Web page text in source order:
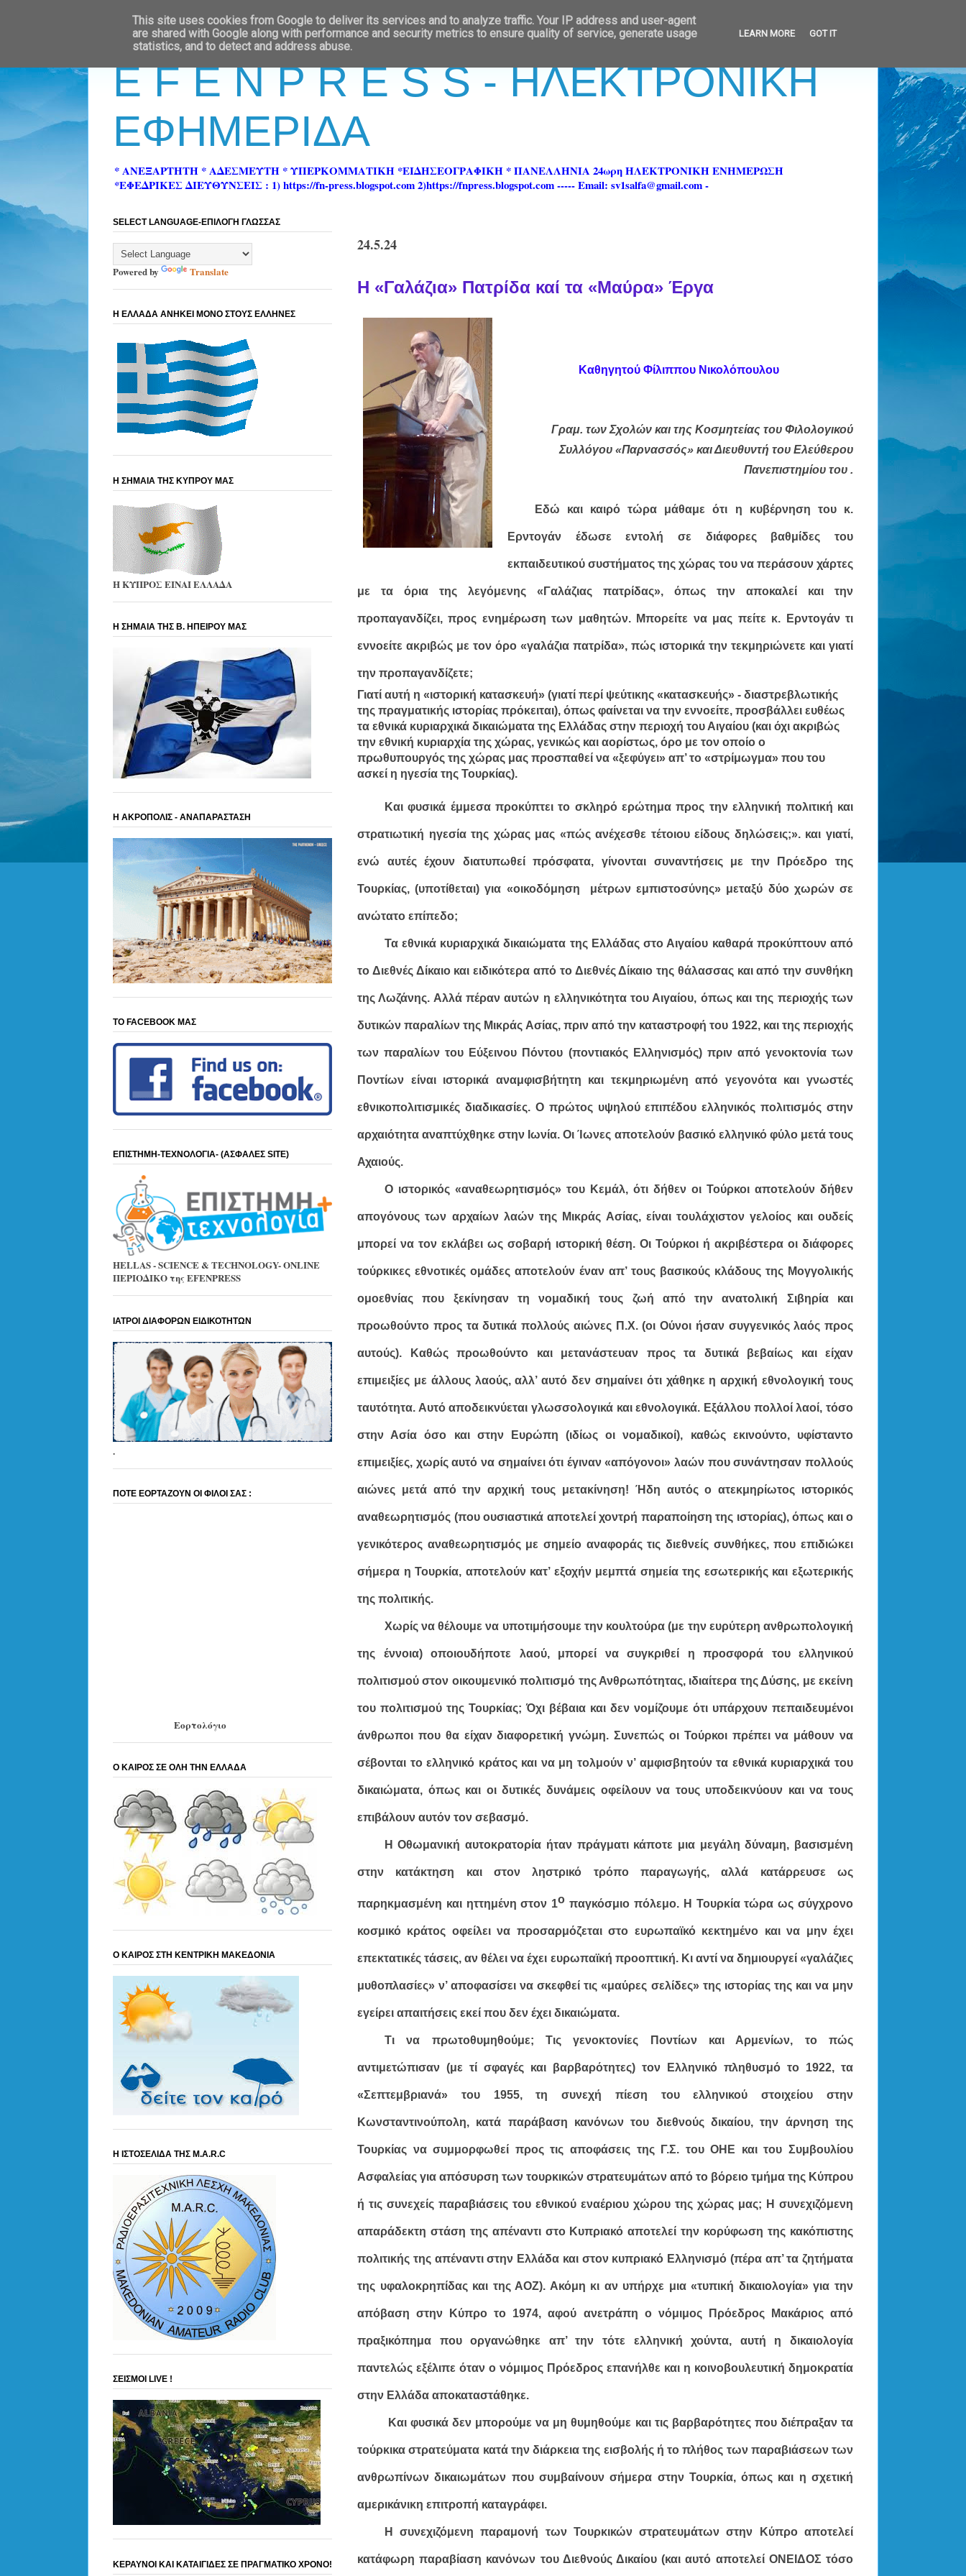
E F E N P R E S S - ΗΛΕΚΤΡΟΝΙΚΗ
ΕΦΗΜΕΡΙΔΑ
* ΑΝΕΞΑΡΤΗΤΗ * ΑΔΕΣΜΕΥΤΗ * ΥΠΕΡΚΟΜΜΑΤΙΚΗ *ΕΙΔΗΣΕΟΓΡΑΦΙΚΗ * ΠΑΝΕΛΛΗΝΙΑ 24ωρη ΗΛΕΚΤΡΟΝΙΚΗ ΕΝΗΜΕΡΩΣΗ
*ΕΦΕΔΡΙΚΕΣ ΔΙΕΥΘΥΝΣΕΙΣ : 1) https://fn-press.blogspot.com 2)https://fnpress.blogspot.com ----- Email: sv1salfa@gmail.com -
24.5.24
Η «Γαλάζια» Πατρίδα καί τα «Μαύρα» Έργα
Καθηγητού Φίλιππου Νικολόπουλου
Γραμ. των Σχολών και της Κοσμητείας του Φιλολογικού
Συλλόγου «Παρνασσός» και Διευθυντή του Ελεύθερου
Πανεπιστημίου του .
Εδώ και καιρό τώρα μάθαμε ότι η κυβέρνηση του κ.
Ερντογάν έδωσε εντολή σε διάφορες βαθμίδες του
εκπαιδευτικού συστήματος της χώρας του να περάσουν χάρτες
με τα όρια της λεγόμενης «Γαλάζιας πατρίδας», όπως την αποκαλεί και την
προπαγανδίζει, προς ενημέρωση των μαθητών. Μπορείτε να μας πείτε κ. Ερντογάν τι
εννοείτε ακριβώς με τον όρο «γαλάζια πατρίδα», πώς ιστορικά την τεκμηριώνετε και γιατί
την προπαγανδίζετε;
Γιατί αυτή η «ιστορική κατασκευή» (γιατί περί ψεύτικης «κατασκευής» - διαστρεβλωτικής
της πραγματικής ιστορίας πρόκειται), όπως φαίνεται να την εννοείτε, προσβάλλει ευθέως
τα εθνικά κυριαρχικά δικαιώματα της Ελλάδας στην περιοχή του Αιγαίου (και όχι ακριβώς
την εθνική κυριαρχία της χώρας, γενικώς και αορίστως, όρο με τον οποίο ο
πρωθυπουργός της χώρας μας προσπαθεί να «ξεφύγει» απ’ το «στρίμωγμα» που του
ασκεί η ηγεσία της Τουρκίας).
Και φυσικά έμμεσα προκύπτει το σκληρό ερώτημα προς την ελληνική πολιτική και
στρατιωτική ηγεσία της χώρας μας «πώς ανέχεσθε τέτοιου είδους δηλώσεις;». και γιατί,
ενώ αυτές έχουν διατυπωθεί πρόσφατα, γίνονται συναντήσεις με την Πρόεδρο της
Τουρκίας, (υποτίθεται) για «οικοδόμηση μέτρων εμπιστοσύνης» μεταξύ δύο χωρών σε
ανώτατο επίπεδο;
Τα εθνικά κυριαρχικά δικαιώματα της Ελλάδας στο Αιγαίου καθαρά προκύπτουν από
το Διεθνές Δίκαιο και ειδικότερα από το Διεθνές Δίκαιο της θάλασσας και από την συνθήκη
της Λωζάνης. Αλλά πέραν αυτών η ελληνικότητα του Αιγαίου, όπως και της περιοχής των
δυτικών παραλίων της Μικράς Ασίας, πριν από την καταστροφή του 1922, και της περιοχής
των παραλίων του Εύξεινου Πόντου (ποντιακός Ελληνισμός) πριν από γενοκτονία των
Ποντίων είναι ιστορικά αναμφισβήτητη και τεκμηριωμένη από γεγονότα και γνωστές
εθνικοπολιτισμικές διαδικασίες. Ο πρώτος υψηλού επιπέδου ελληνικός πολιτισμός στην
αρχαιότητα αναπτύχθηκε στην Ιωνία. Οι Ίωνες αποτελούν βασικό ελληνικό φύλο μετά τους
Αχαιούς.
Ο ιστορικός «αναθεωρητισμός» του Κεμάλ, ότι δήθεν οι Τούρκοι αποτελούν δήθεν
απογόνους των αρχαίων λαών της Μικράς Ασίας, είναι τουλάχιστον γελοίος και ουδείς
μπορεί να τον εκλάβει ως σοβαρή ιστορική θέση. Οι Τούρκοι ή ακριβέστερα οι διάφορες
τούρκικες εθνοτικές ομάδες αποτελούν έναν απ’ τους βασικούς κλάδους της Μογγολικής
ομοεθνίας που ξεκίνησαν τη νομαδική τους ζωή από την ανατολική Σιβηρία και
προωθούντο προς τα δυτικά πολλούς αιώνες Π.Χ. (οι Ούνοι ήσαν συγγενικός λαός προς
αυτούς). Καθώς προωθούντο και μετανάστευαν προς τα δυτικά βεβαίως και είχαν
επιμειξίες με άλλους λαούς, αλλ’ αυτό δεν σημαίνει ότι χάθηκε η αρχική εθνολογική τους
ταυτότητα. Αυτό αποδεικνύεται γλωσσολογικά και εθνολογικά. Εξάλλου πολλοί λαοί, τόσο
στην Ασία όσο και στην Ευρώπη (ιδίως οι νομαδικοί), καθώς εκινούντο, υφίσταντο
επιμειξίες, χωρίς αυτό να σημαίνει ότι έγιναν «απόγονοι» λαών που συνάντησαν πολλούς
αιώνες μετά από την αρχική τους μετακίνηση! Ήδη αυτός ο ατεκμηρίωτος ιστορικός
αναθεωρητισμός (που ουσιαστικά αποτελεί χοντρή παραποίηση της ιστορίας), όπως και ο
γενικότερος αναθεωρητισμός με σημείο αναφοράς τις διεθνείς συνθήκες, που επιδιώκει
σήμερα η Τουρκία, αποτελούν κατ’ εξοχήν μεμπτά σημεία της εσωτερικής και εξωτερικής
της πολιτικής.
Χωρίς να θέλουμε να υποτιμήσουμε την κουλτούρα (με την ευρύτερη ανθρωπολογική
της έννοια) οποιουδήποτε λαού, μπορεί να συγκριθεί η προσφορά του ελληνικού
πολιτισμού στον οικουμενικό πολιτισμό της Ανθρωπότητας, ιδιαίτερα της Δύσης, με εκείνη
του πολιτισμού της Τουρκίας; Όχι βέβαια και δεν νομίζουμε ότι υπάρχουν πεπαιδευμένοι
άνθρωποι που θα είχαν διαφορετική γνώμη. Συνεπώς οι Τούρκοι πρέπει να μάθουν να
σέβονται το ελληνικό κράτος και να μη τολμούν ν’ αμφισβητούν τα εθνικά κυριαρχικά του
δικαιώματα, όπως και οι δυτικές δυνάμεις οφείλουν να τους υποδεικνύουν και να τους
επιβάλουν αυτόν τον σεβασμό.
Η Οθωμανική αυτοκρατορία ήταν πράγματι κάποτε μια μεγάλη δύναμη, βασισμένη
στην κατάκτηση και στον ληστρικό τρόπο παραγωγής, αλλά κατάρρευσε ως
παρηκμασμένη και ηττημένη στον 1ο παγκόσμιο πόλεμο. Η Τουρκία τώρα ως σύγχρονο
κοσμικό κράτος οφείλει να προσαρμόζεται στο ευρωπαϊκό κεκτημένο και να μην έχει
επεκτατικές τάσεις, αν θέλει να έχει ευρωπαϊκή προοπτική. Κι αντί να δημιουργεί «γαλάζιες
μυθοπλασίες» ν’ αποφασίσει να σκεφθεί τις «μαύρες σελίδες» της ιστορίας της και να μην
εγείρει απαιτήσεις εκεί που δεν έχει δικαιώματα.
Τι να πρωτοθυμηθούμε; Τις γενοκτονίες Ποντίων και Αρμενίων, το πώς
αντιμετώπισαν (με τί σφαγές και βαρβαρότητες) τον Ελληνικό πληθυσμό το 1922, τα
«Σεπτεμβριανά» του 1955, τη συνεχή πίεση του ελληνικού στοιχείου στην
Κωνσταντινούπολη, κατά παράβαση κανόνων του διεθνούς δικαίου, την άρνηση της
Τουρκίας να συμμορφωθεί προς τις αποφάσεις της Γ.Σ. του ΟΗΕ και του Συμβουλίου
Ασφαλείας για απόσυρση των τουρκικών στρατευμάτων από το βόρειο τμήμα της Κύπρου
ή τις συνεχείς παραβιάσεις του εθνικού εναέριου χώρου της χώρας μας; Η συνεχιζόμενη
απαράδεκτη στάση της απέναντι στο Κυπριακό αποτελεί την κορύφωση της κακόπιστης
πολιτικής της απέναντι στην Ελλάδα και στον κυπριακό Ελληνισμό (πέρα απ’ τα ζητήματα
της υφαλοκρηπίδας και της ΑΟΖ). Ακόμη κι αν υπήρχε μια «τυπική δικαιολογία» για την
απόβαση στην Κύπρο το 1974, αφού ανετράπη ο νόμιμος Πρόεδρος Μακάριος από
πραξικόπημα που οργανώθηκε απ’ την τότε ελληνική χούντα, αυτή η δικαιολογία
παντελώς εξέλιπε όταν ο νόμιμος Πρόεδρος επανήλθε και η κοινοβουλευτική δημοκρατία
στην Ελλάδα αποκαταστάθηκε.
Και φυσικά δεν μπορούμε να μη θυμηθούμε και τις βαρβαρότητες που διέπραξαν τα
τούρκικα στρατεύματα κατά την διάρκεια της εισβολής ή το πλήθος των παραβιάσεων των
ανθρωπίνων δικαιωμάτων που συμβαίνουν σήμερα στην Τουρκία, όπως και η σχετική
αμερικάνικη επιτροπή καταγράφει.
Η συνεχιζόμενη παραμονή των Τουρκικών στρατευμάτων στην Κύπρο αποτελεί
κατάφωρη παραβίαση κανόνων του Διεθνούς Δικαίου (και αυτό αποτελεί ΟΝΕΙΔΟΣ τόσο
SELECT LANGUAGE-ΕΠΙΛΟΓΗ ΓΛΩΣΣΑΣ
Powered by Translate
Η ΕΛΛΑΔΑ ΑΝΗΚΕΙ ΜΟΝΟ ΣΤΟΥΣ ΕΛΛΗΝΕΣ
Η ΣΗΜΑΙΑ ΤΗΣ ΚΥΠΡΟΥ ΜΑΣ
Η ΚΥΠΡΟΣ ΕΙΝΑΙ ΕΛΛΑΔΑ
Η ΣΗΜΑΙΑ ΤΗΣ Β. ΗΠΕΙΡΟΥ ΜΑΣ
Η ΑΚΡΟΠΟΛΙΣ - ΑΝΑΠΑΡΑΣΤΑΣΗ
ΤΟ FACEBOOK ΜΑΣ
ΕΠΙΣΤΗΜΗ-ΤΕΧΝΟΛΟΓΙΑ- (ΑΣΦΑΛΕΣ SITE)
HELLAS - SCIENCE & TECHNOLOGY- ONLINE
ΠΕΡΙΟΔΙΚΟ της EFENPRESS
ΙΑΤΡΟΙ ΔΙΑΦΟΡΩΝ ΕΙΔΙΚΟΤΗΤΩΝ
.
ΠΟΤΕ ΕΟΡΤΑΖΟΥΝ ΟΙ ΦΙΛΟΙ ΣΑΣ :
Εορτολόγιο
Ο ΚΑΙΡΟΣ ΣΕ ΟΛΗ ΤΗΝ ΕΛΛΑΔΑ
Ο ΚΑΙΡΟΣ ΣΤΗ ΚΕΝΤΡΙΚΗ ΜΑΚΕΔΟΝΙΑ
Η ΙΣΤΟΣΕΛΙΔΑ ΤΗΣ M.A.R.C
ΣΕΙΣΜΟΙ LIVE !
ΚΕΡΑΥΝΟΙ ΚΑΙ ΚΑΤΑΙΓΙΔΕΣ ΣΕ ΠΡΑΓΜΑΤΙΚΟ ΧΡΟΝΟ!
This site uses cookies from Google to deliver its services and to analyze traffic. Your IP address and user-agent
are shared with Google along with performance and security metrics to ensure quality of service, generate usage
statistics, and to detect and address abuse.
LEARN MORE GOT IT